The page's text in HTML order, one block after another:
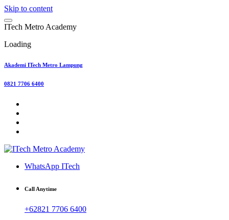
Skip to content
ITech Metro Academy
Loading
Akademi ITech Metro Lampung
0821 7706 6400
WhatsApp ITech
Call Anytime
+62821 7706 6400